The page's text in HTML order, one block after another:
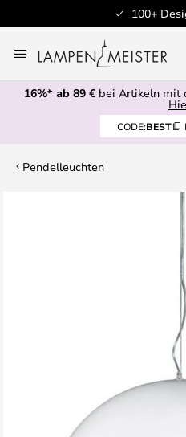
100+
Inhalt
springen
16%* ab 89 € bei Artikeln mit
CODE:BEST
Pendelleuchten